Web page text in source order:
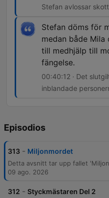
Stefan avlossar
Stefan döms för
medan både Mila
till medhjälp till
fängelse.
00:40:12 · Det
inblandade
Episodios
313 - Miljonmordet
09 ago. 2026
312 - Styckmästaren Del 2